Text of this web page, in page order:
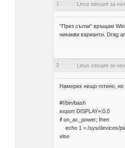
1 Linux секция за
"През сълзи" връщам
никакви варианти. Drag
2 Linux секция за
Намерих нещо готино,
#!/bin/bash
export DISPLAY=:0.0
if on_ac_power; then
echo 1 > /sys/devices/
else